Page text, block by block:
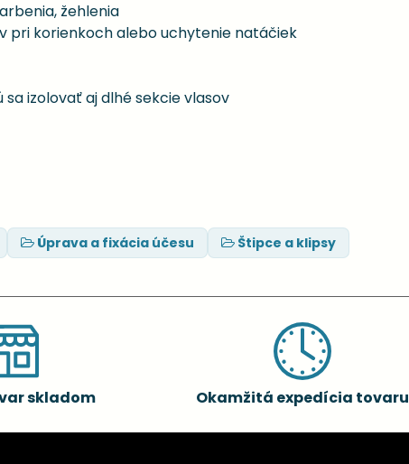
žehlenia
pri korienkoch alebo uchytenie natáčiek
izolovať aj dlhé sekcie vlasov
Úprava a fixácia účesu Štipce a klipsy
skladom Okamžitá expedícia tovaru